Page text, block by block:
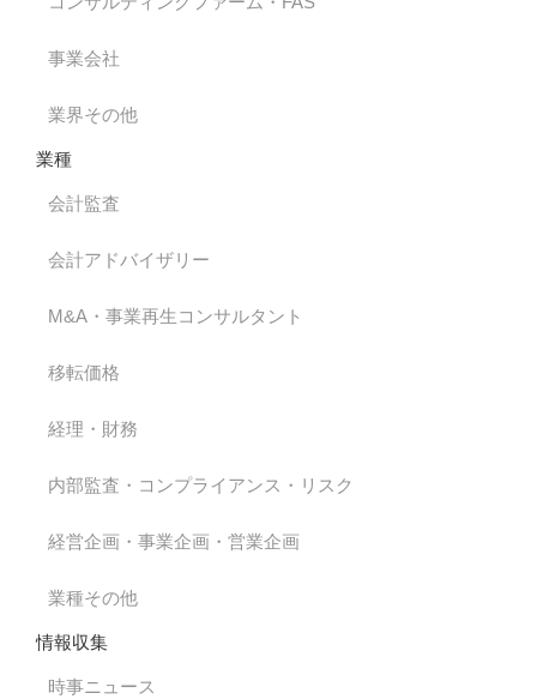
事業会社
業界その他
業種
会計監査
会計アドバイザリー
M&A・事業再生コンサルタント
移転価格
経理・財務
内部監査・コンプライアンス・リスク
経営企画・事業企画・営業企画
業種その他
情報収集
時事ニュース